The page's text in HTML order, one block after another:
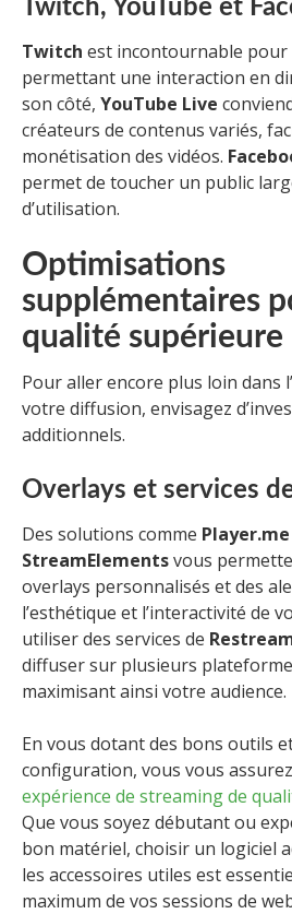
Twitch, YouTube et
Twitch est incontournable pour
permettant une interaction en
son côté, YouTube Live
créateurs de contenus variés,
monétisation des vidéos.
permet de toucher un public
d’utilisation.
Optimisations
supplémentaires
qualité supérieure
Pour aller encore plus loin dans
votre diffusion, envisagez
additionnels.
Overlays et services
Des solutions comme Player.me
StreamElementsvous
overlays personnalisés et des
l’esthétique et l’interactivité de
utiliser des services de
diffuser sur plusieurs
maximisant ainsi votre audience.
En vous dotant des bons outils
configuration, vous vous
expérience de streaming de
Que vous soyez débutant ou
bon matériel, choisir un logiciel
les accessoires utiles est
maximum de vos sessions de